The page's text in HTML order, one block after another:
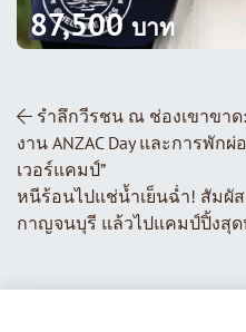
87,500บาท
ส่วนนำทางโพสต์
รำลึกวีรชน ณ ช่องเขาขา
งาน ANZAC Day และการพัก
เวอร์แคมป์”
หนีร้อนไปแช่น้ำเย็นฉ่ำ! สัมผัส
กาญจนบุรี แล้วไปแคมป์ปิ้งสุ